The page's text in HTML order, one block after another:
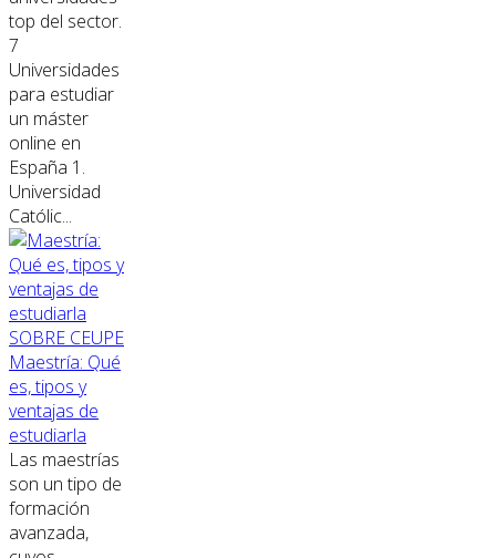
top del sector.
7
Universidades
para estudiar
un máster
online en
España 1.
Universidad
Católic...
SOBRE CEUPE
Maestría: Qué
es, tipos y
ventajas de
estudiarla
Las maestrías
son un tipo de
formación
avanzada,